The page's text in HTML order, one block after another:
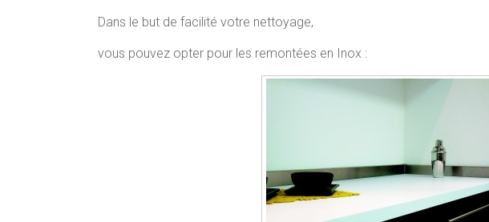
Dans le but de facilité votre nettoyage,
vous pouvez opter pour les remontées en Inox :